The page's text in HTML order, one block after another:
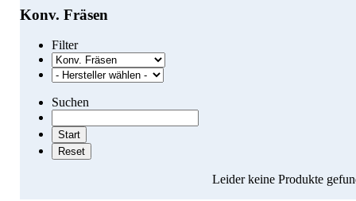
Konv. Fräsen
Filter
Suchen
Leider keine Produkte